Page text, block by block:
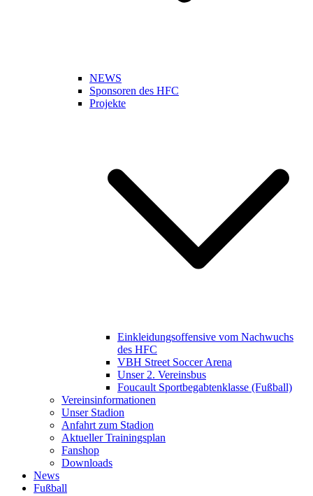
NEWS
Sponsoren des HFC
Projekte
Einkleidungsoffensive vom Nachwuchs
des HFC
VBH Street Soccer Arena
Unser 2. Vereinsbus
Foucault Sportbegabtenklasse (Fußball)
Vereinsinformationen
Unser Stadion
Anfahrt zum Stadion
Aktueller Trainingsplan
Fanshop
Downloads
News
Fußball